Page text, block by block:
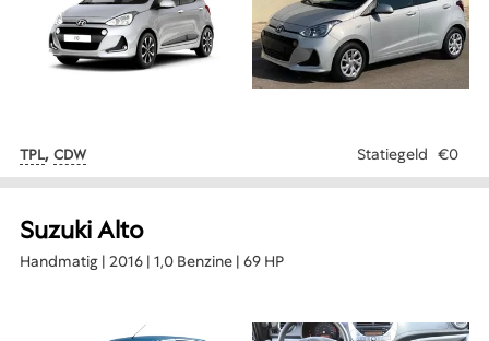
TPL, CDW Statiegeld €0
Suzuki Alto
Handmatig | 2016 | 1,0 Benzine | 69 HP